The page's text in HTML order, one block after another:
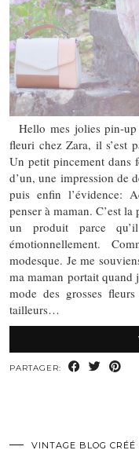
Hello mes jolies pin-
fleuri chez Zara, il s’est
Un petit pincement dans
d’un, une impression de
puis enfin l’évidence:
penser à maman. C’est
un produit parce
émotionnellement.
modesque. Je me
ma maman portait quand
mode des grosses
tailleurs…
PARTAGER:
VINTAGE BLOG